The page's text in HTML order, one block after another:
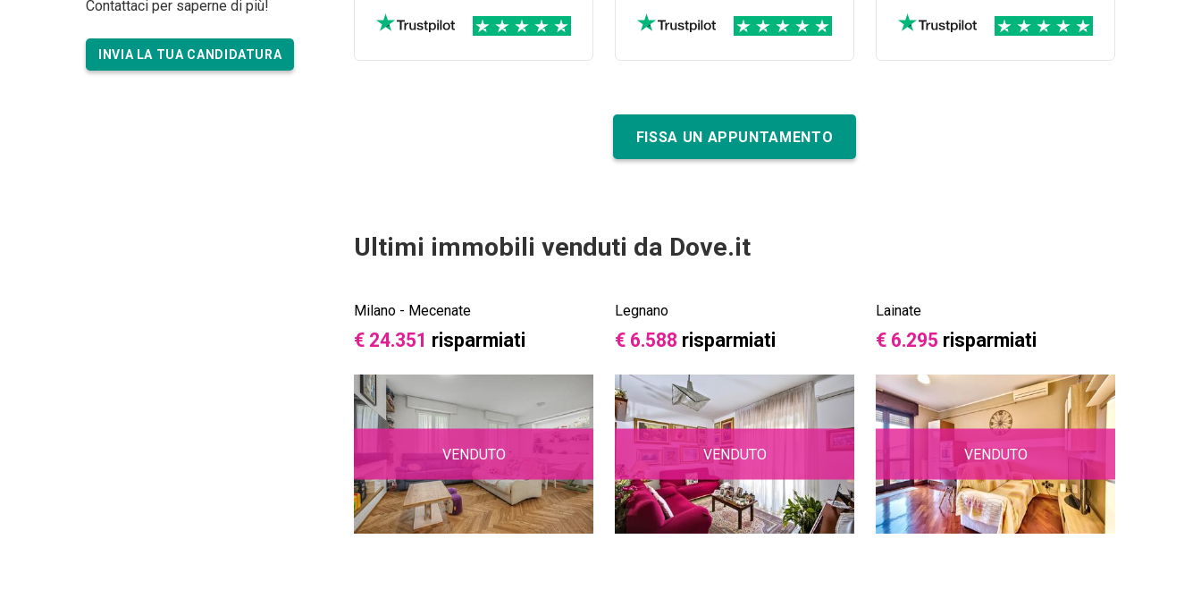
Contattaci per saperne di più!
INVIA LA TUA CANDIDATURA
puntualmente tutto il percorso
FISSA UN APPUNTAMENTO
Ultimi immobili venduti da Dove.it
Milano - Mecenate
€ 24.351 risparmiati
VENDUTO
Legnano
€ 6.588 risparmiati
VENDUTO
Lainate
€ 6.295 risparmiati
VENDUTO